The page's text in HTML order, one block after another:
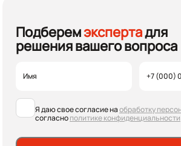
Подберемэкспертадля
решения вашего вопроса
Я даю свое согласие наобработку
согласнополитике конфиденциальности